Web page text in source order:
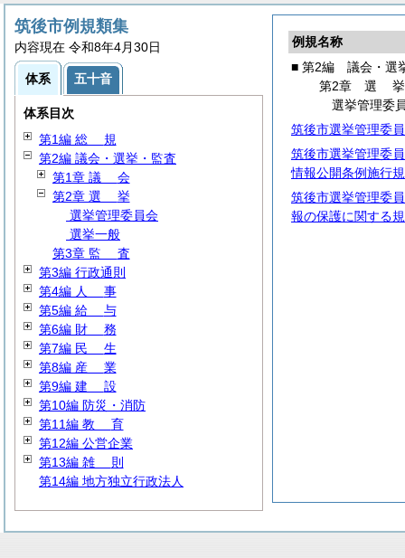
例規名称
■ 第2編 議会・選
第2章 選挙
選挙管理委
筑後市選挙管理委
筑後市選挙管理委
情報公開条例施行
筑後市選挙管理委
報の保護に関する
筑後市例規類集
内容現在 令和8年4月30日
体系 五十音
体系目次
第1編 総 規
第2編 議会・選挙・監査
第1章 議 会
第2章 選 挙
選挙管理委員会
選挙一般
第3章 監 査
第3編 行政通則
第4編 人 事
第5編 給 与
第6編 財 務
第7編 民 生
第8編 産 業
第9編 建 設
第10編 防災・消防
第11編 教 育
第12編 公営企業
第13編 雑 則
第14編 地方独立行政法人